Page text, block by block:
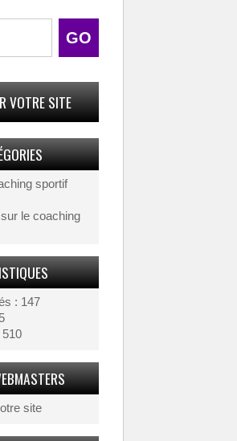
VOTRE SITE
sportif
le coaching
: 147
site